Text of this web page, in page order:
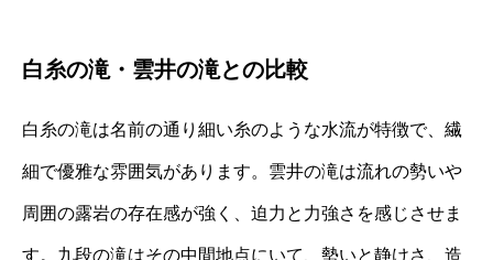
白糸の滝・雲井の滝との比較
白糸の滝は名前の通り細い糸のような水流が特徴で、繊
細で優雅な雰囲気があります。雲井の滝は流れの勢いや
周囲の露岩の存在感が強く、迫力と力強さを感じさせま
す。九段の滝はその中間地点にいて、勢いと静けさ、造